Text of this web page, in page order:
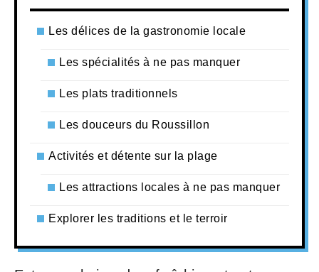
Les délices de la gastronomie locale
Les spécialités à ne pas manquer
Les plats traditionnels
Les douceurs du Roussillon
Activités et détente sur la plage
Les attractions locales à ne pas manquer
Explorer les traditions et le terroir